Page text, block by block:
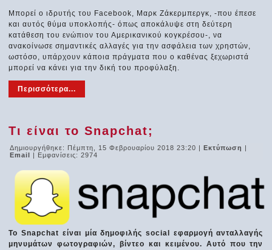
Μπορεί ο ιδρυτής του Facebook, Μαρκ Ζάκερμπεργκ, -που έπεσε
και αυτός θύμα υποκλοπής- όπως αποκάλυψε στη δεύτερη
κατάθεση του ενώπιον του Αμερικανικού κογκρέσου-, να
ανακοίνωσε σημαντικές αλλαγές για την ασφάλεια των χρηστών,
ωστόσο, υπάρχουν κάποια πράγματα που ο καθένας ξεχωριστά
μπορεί να κάνει για την δική του προφύλαξη.
Περισσότερα...
Τι είναι το Snapchat;
Δημιουργήθηκε: Πέμπτη, 15 Φεβρουαρίου 2018 23:20 |Εκτύπωση |
Email | Εμφανίσεις: 2974
Το Snapchat είναι μία δημοφιλής social εφαρμογή ανταλλαγής
μηνυμάτων φωτογραφιών, βίντεο και κειμένου. Αυτό που την